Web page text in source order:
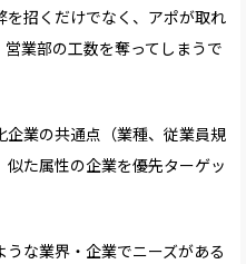
を招くだけでなく、アポが取れ
業部の工数を奪ってしまうで
企業の共通点（業種、従業員規
た属性の企業を優先ターゲッ
な業界・企業でニーズがある